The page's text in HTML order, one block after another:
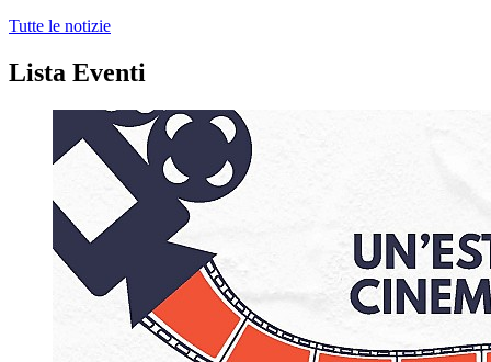
Tutte le notizie
Lista Eventi